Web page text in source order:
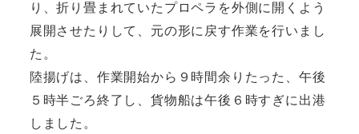
り、折り畳まれていたプロペラを外側に開くよう
展開させたりして、元の形に戻す作業を行いまし
た。
陸揚げは、作業開始から９時間余りたった、午後
５時半ごろ終了し、貨物船は午後６時すぎに出港
しました。